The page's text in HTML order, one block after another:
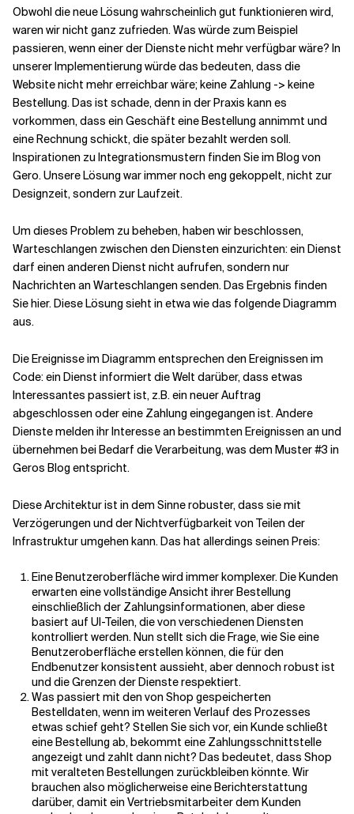
Obwohl die neue Lösung wahrscheinlich gut funktionieren wird,
waren wir nicht ganz zufrieden. Was würde zum Beispiel
passieren, wenn einer der Dienste nicht mehr verfügbar wäre? In
unserer Implementierung würde das bedeuten, dass die
Website nicht mehr erreichbar wäre; keine Zahlung -> keine
Bestellung. Das ist schade, denn in der Praxis kann es
vorkommen, dass ein Geschäft eine Bestellung annimmt und
eine Rechnung schickt, die später bezahlt werden soll.
Inspirationen zu Integrationsmustern finden Sie im Blog von
Gero.Unsere Lösung war immer noch eng gekoppelt, nicht zur
Designzeit, sondern zur Laufzeit.
Um dieses Problem zu beheben, haben wir beschlossen,
Warteschlangen zwischen den Diensten einzurichten: ein Dienst
darf einen anderen Dienst nicht aufrufen, sondern nur
Nachrichten an Warteschlangen senden. Das Ergebnis finden
Siehier. Diese Lösung sieht in etwa wie das folgende Diagramm
aus.
Die Ereignisse im Diagramm entsprechen den Ereignissen im
Code: ein Dienst informiert die Welt darüber, dass etwas
Interessantes passiert ist, z.B. ein neuer Auftrag
abgeschlossen oder eine Zahlung eingegangen ist. Andere
Dienste melden ihr Interesse an bestimmten Ereignissen an und
übernehmen bei Bedarf die Verarbeitung, was dem Muster #3 in
Geros Blog entspricht.
Diese Architektur ist in dem Sinne robuster, dass sie mit
Verzögerungen und der Nichtverfügbarkeit von Teilen der
Infrastruktur umgehen kann. Das hat allerdings seinen Preis:
Eine Benutzeroberfläche wird immer komplexer. Die Kunden
erwarten eine vollständige Ansicht ihrer Bestellung
einschließlich der Zahlungsinformationen, aber diese
basiert auf UI-Teilen, die von verschiedenen Diensten
kontrolliert werden. Nun stellt sich die Frage, wie Sie eine
Benutzeroberfläche erstellen können, die für den
Endbenutzer konsistent aussieht, aber dennoch robust ist
und die Grenzen der Dienste respektiert.
Was passiert mit den von Shop gespeicherten
Bestelldaten, wenn im weiteren Verlauf des Prozesses
etwas schief geht? Stellen Sie sich vor, ein Kunde schließt
eine Bestellung ab, bekommt eine Zahlungsschnittstelle
angezeigt und zahlt dann nicht? Das bedeutet, dass Shop
mit veralteten Bestellungen zurückbleiben könnte. Wir
brauchen also möglicherweise eine Berichterstattung
darüber, damit ein Vertriebsmitarbeiter dem Kunden